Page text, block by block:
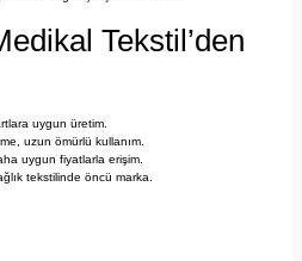
Tekstil’den
uygun üretim.
uzun ömürlü kullanım.
uygun fiyatlarla erişim.
tekstilinde öncü marka.